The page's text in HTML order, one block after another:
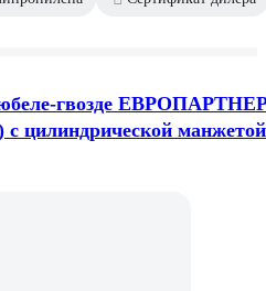
гвозде
цилиндрической манжетой